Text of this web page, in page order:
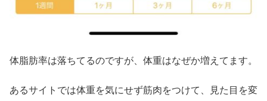
体脂肪率は落ちてるのですが、体重はなぜか増えてます。
あるサイトでは体重を気にせず筋肉をつけて、見た目を変